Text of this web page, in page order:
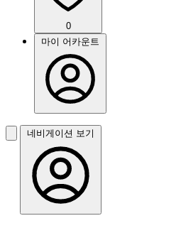
0
마이 어카운트
네비게이션 보기